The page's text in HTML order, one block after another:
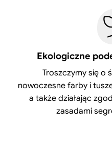
Ekologiczne
Troszczymy się o
nowoczesne farby i
a także działając
zasadami